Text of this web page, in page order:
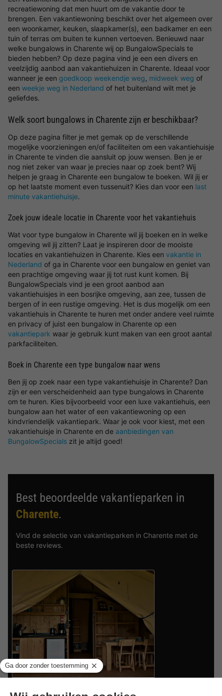
recreatiewoning dat men huurt om de vakantie door te
brengen. Een vakantiewoning beschikt over het algemeen over
een woonkamer, keuken, slaapkamer(s), een badkamer en een
tuin of terras om buiten te kunnen vertoeven. Benieuwd naar
welke bungalows in Charente wij op BungalowSpecials te
bieden hebben? Op deze pagina vind je een een divers en
veelzijdig aanbod aan vakantiehuizen in Charente. Ideaal voor
wanneer je een goedkoop weekendje weg, midweek weg of
een weekje weg in Nederland of het buitenland wilt met je
geliefdes.
Welk soort bungalows in Charente zijn er beschikbaar?
Op deze pagina filter je met gemak op de verschillende
mogelijke voorzieningen en/of faciliteiten om een vakantiehuisje
in Charente te vinden die aansluit op jouw wensen. Ben je er
nog niet zeker van waar je precies naar op zoek bent? Wij
helpen je graag in Charente een bungalow te boeken. Wil jij er
op het laatste moment even tussenuit? Kies dan voor een last
minute vakantiehuisje.
Zoek jouw ideale locatie in Charente voor het vakantiehuis
Wat voor type bungalow in Charente wil jij boeken en in welke
omgeving wil jij zitten? Laat je inspireren door de mooiste
locaties en vakantiehuizen in Charente. Kies een vakantie in
Nederland of ga in Charente voor een bungalow en geniet van
een prachtige omgeving waar jij tot rust kunt komen. Bij
BungalowSpecials vind je een groot aanbod aan
vakantiehuisjes in een bosrijke omgeving, aan zee, tussen de
bergen of in een rustige omgeving. Het is dus mogelijk om een
vakantiehuis in Charente te huren met onder andere veel ruimte
en privacy of juist een bungalow in Charente op een
vakantiepark waar je gebruik kunt maken van een groot aantal
parkfaciliteiten.
Boek in Charente een type bungalow naar wens
Ben jij op zoek naar een type vakantiehuisje in Charente? Dan
zijn er een verscheidenheid aan type bungalows in Charente
om te huren. Kies bijvoorbeeld voor een luxe vakantiehuis, een
bungalow aan het water of een vakantiewoning op een
kindvriendelijk vakantiepark. Waar je ook voor kiest, met een
vakantiehuisje in Charente en de aanbiedingen van
BungalowSpecials zit je altijd goed!
Best beoordeelde vakantieparken in
Charente.
Vind de selectie van vakantieparken in Charente met de
beste reviews.